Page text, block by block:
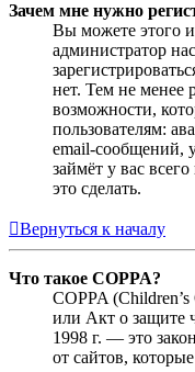
Зачем мне нужно
Вы можете этого и
администратор
нет. Тем не менее
возможности,
пользователям:
email-сообщений,
займёт у вас
это сделать.
Вернуться к началу
Что такое COPPA?
COPPA
или Акт о защите
1998 г. — это
от сайтов,